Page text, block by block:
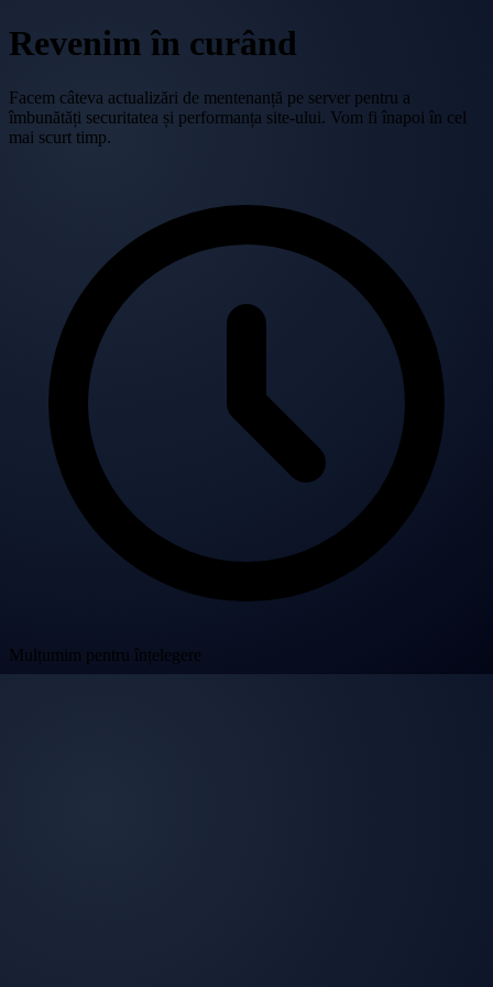
Revenim în curând
Facem câteva actualizări de mentenanță pe server pentru a
îmbunătăți securitatea și performanța site-ului. Vom fi înapoi în cel
mai scurt timp.
Mulțumim pentru înțelegere